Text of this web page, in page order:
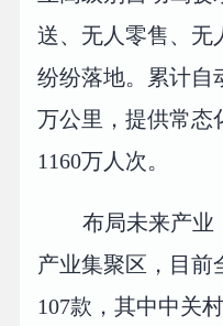
送、无人零售、无
纷纷落地。累计自
万公里，提供常态
1160万人次。
布局未来产业
产业集聚区，目前
107款，其中中关